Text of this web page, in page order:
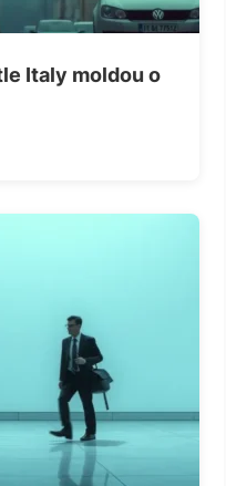
Italy moldou o